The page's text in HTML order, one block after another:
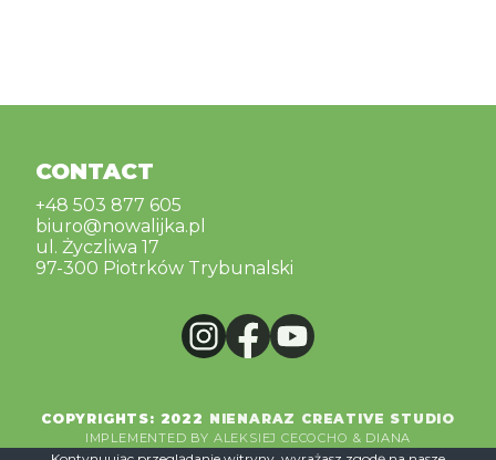
COPYRIGHTS: 2022 NIENARAZ CREATIVE STUDIO
IMPLEMENTED BY ALEKSIEJ CECOCHO & DIANA
KOŁOWIECKA
CONTACT
+48 503 877 605
biuro@nowalijka.pl
ul. Życzliwa 17
97-300 Piotrków Trybunalski